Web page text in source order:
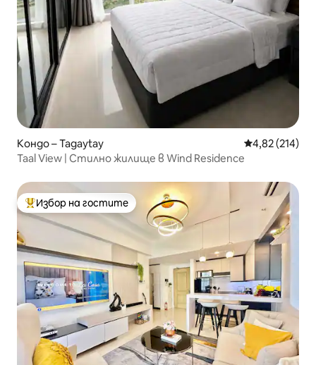
Кондо – Tagaytay Средна
4,82 (214)
Taal View | Стилно жилище в Wind Residence
Най-популярен избор на гостите
Избор на гостите